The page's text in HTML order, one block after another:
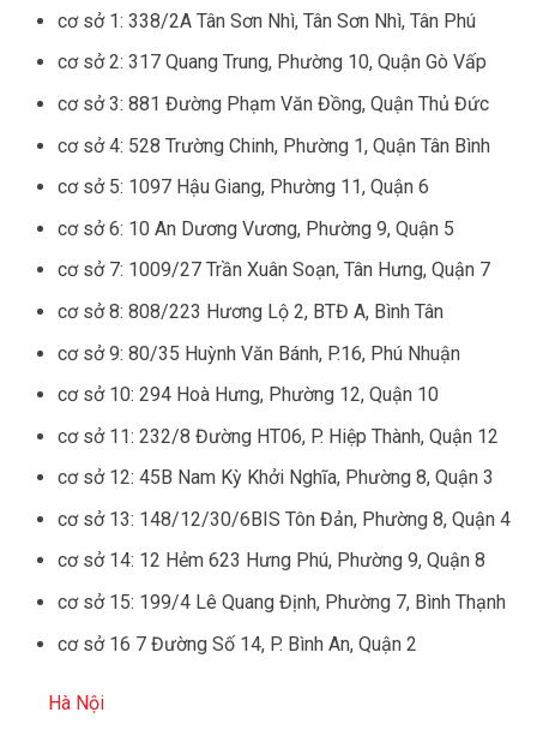
cơ sở 1: 338/2A Tân Sơn Nhì, Tân Sơn Nhì, Tân Phú
cơ sở 2: 317 Quang Trung, Phường 10, Quận Gò Vấp
cơ sở 3: 881 Đường Phạm Văn Đồng, Quận Thủ Đức
cơ sở 4: 528 Trường Chinh, Phường 1, Quận Tân Bình
cơ sở 5: 1097 Hậu Giang, Phường 11, Quận 6
cơ sở 6: 10 An Dương Vương, Phường 9, Quận 5
cơ sở 7: 1009/27 Trần Xuân Soạn, Tân Hưng, Quận 7
cơ sở 8: 808/223 Hương Lộ 2, BTĐ A, Bình Tân
cơ sở 9: 80/35 Huỳnh Văn Bánh, P.16, Phú Nhuận
cơ sở 10: 294 Hoà Hưng, Phường 12, Quận 10
cơ sở 11: 232/8 Đường HT06, P. Hiệp Thành, Quận 12
cơ sở 12: 45B Nam Kỳ Khởi Nghĩa, Phường 8, Quận 3
cơ sở 13: 148/12/30/6BIS Tôn Đản, Phường 8, Quận 4
cơ sở 14: 12 Hẻm 623 Hưng Phú, Phường 9, Quận 8
cơ sở 15: 199/4 Lê Quang Định, Phường 7, Bình Thạnh
cơ sở 16 7 Đường Số 14, P. Bình An, Quận 2
Hà Nội